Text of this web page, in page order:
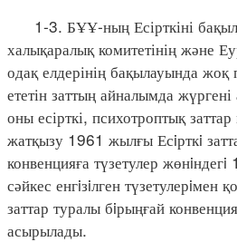
1-3. БҰҰ-ның Есірткіні
халықаралық комитетінің және
одақ елдерінің бақылауында жоқ
ететін заттың айналымда
оны есірткі, психотроптық
жатқызу 1961 жылғы Есiрткi
конвенцияға түзетулер
сәйкес енгiзiлген түзетулерiмен
заттар туралы бiрыңғай
асырылады.